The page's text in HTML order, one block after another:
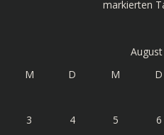
markierten
M
D M D
3
4 5 6